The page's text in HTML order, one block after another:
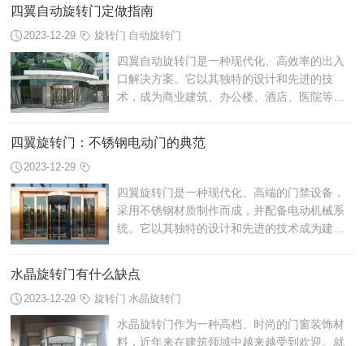
四翼自动旋转门定做指南
2023-12-29 旋转门 自动旋转门
四翼自动旋转门是一种现代化、高效率的出入
口解决方案。它以其独特的设计和先进的技
术，成为商业建筑、办公楼、酒店、医院等场
四翼旋转门：不锈钢电动门的典范
2023-12-29
四翼旋转门是一种现代化、高端的门禁设备，
采用不锈钢材质制作而成，并配备电动机械系
统。它以其独特的设计和先进的技术成为建筑
水晶旋转门有什么缺点
2023-12-29 旋转门 水晶旋转门
水晶旋转门作为一种高档、时尚的门窗装饰材
料，近年来在建筑领域中越来越受到欢迎。就